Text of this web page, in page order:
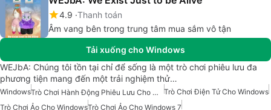
4.9 Thanh toán
Âm vang bên trong trung tâm mua sắm vô tận
Tải xuống cho Windows
WEJbA: Chúng tôi tồn tại chỉ để sống là một trò chơi phiêu lưu đa
phương tiện mang đến một trải nghiệm thử…
Windows Trò Chơi Hành Động Phiêu Lưu Cho Windows
Trò Chơi Điện Tử Cho Windows
Trò Chơi Ảo Cho WindowsTrò Chơi Ảo Cho Windows 7